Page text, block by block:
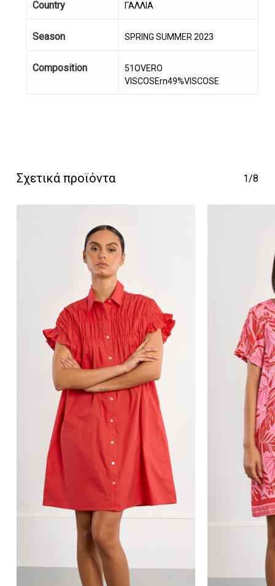
Country ΓΑΛΛΙΑ
Season SPRING SUMMER 2023
Composition
51OVERO
VISCOSErn49%VISCOSE
Σχετικά προϊόντα 1/8